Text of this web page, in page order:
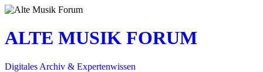
ALTE MUSIK FORUM
Digitales Archiv & Expertenwissen